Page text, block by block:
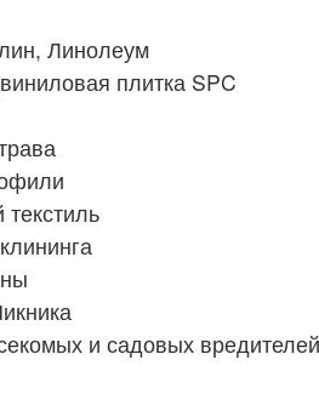
Линолеум
плитка SPC
и садовых вредителей